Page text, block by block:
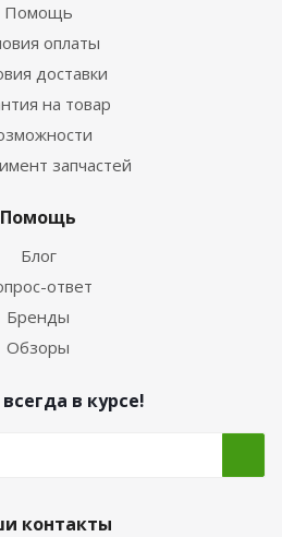
Помощь
оплаты
доставки
на товар
запчастей
Помощь
Блог
ответ
Бренды
Обзоры
в курсе!
контакты